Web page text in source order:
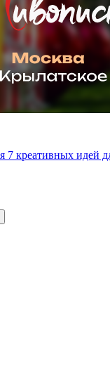
7 креативных идей